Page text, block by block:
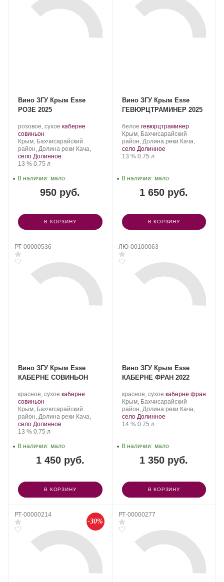
Вино ЗГУ Крым Esse
РОЗЕ 2025
Производитель:
Сатера/ESSE.
розовое, сухое .
винограда:
каберне
совиньон
Регион:
Крым, Бахчисарайский
район, Долина реки Кача,
село Долинное
Крепость
13 %. Объем
0.75 л
950 руб.
В наличии: мало
В КОРЗИНУ
Вино ЗГУ Крым Esse
ГЕВЮРЦТРАМИНЕР 2025
Производитель:
Сатера/ESSE.
белое .
Сорт
винограда:
гевюрцтраминер.
Регион:
Крым, Бахчисарайский
район, Долина реки Кача,
село Долинное
Крепость
13 %. Объем
0.75 л
1 650 руб.
В наличии: мало
В КОРЗИНУ
РТ-00000536
Вино ЗГУ Крым Esse
КАБЕРНЕ СОВИНЬОН
Производитель:
Сатера/ESSE.
красное, сухое .
винограда:
каберне
совиньон
Регион:
Крым, Бахчисарайский
район, Долина реки Кача,
село Долинное
Крепость
13 %. Объем
0.75 л
1 450 руб.
В наличии: мало
В КОРЗИНУ
ЛЮ-00100063
Вино ЗГУ Крым Esse
КАБЕРНЕ ФРАН 2022
Производитель:
Сатера/ESSE.
красное, сухое .
Сорт
винограда:
каберне фран.
Регион:
Крым, Бахчисарайский
район, Долина реки Кача,
село Долинное
Крепость
14 %. Объем
0.75 л
1 350 руб.
В наличии: мало
В КОРЗИНУ
РТ-00000214
-30%
РТ-00000277